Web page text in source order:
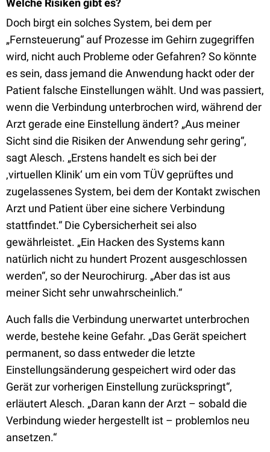
Welche Risiken gibt es?
Doch birgt ein solches System, bei dem per
„Fernsteuerung“ auf Prozesse im Gehirn zugegriffen
wird, nicht auch Probleme oder Gefahren? So könnte
es sein, dass jemand die Anwendung hackt oder der
Patient falsche Einstellungen wählt. Und was passiert,
wenn die Verbindung unterbrochen wird, während der
Arzt gerade eine Einstellung ändert? „Aus meiner
Sicht sind die Risiken der Anwendung sehr gering“,
sagt Alesch. „Erstens handelt es sich bei der
‚virtuellen Klinik‘ um ein vom TÜV geprüftes und
zugelassenes System, bei dem der Kontakt zwischen
Arzt und Patient über eine sichere Verbindung
stattfindet.“ Die Cybersicherheit sei also
gewährleistet. „Ein Hacken des Systems kann
natürlich nicht zu hundert Prozent ausgeschlossen
werden“, so der Neurochirurg. „Aber das ist aus
meiner Sicht sehr unwahrscheinlich.“
Auch falls die Verbindung unerwartet unterbrochen
werde, bestehe keine Gefahr. „Das Gerät speichert
permanent, so dass entweder die letzte
Einstellungsänderung gespeichert wird oder das
Gerät zur vorherigen Einstellung zurückspringt“,
erläutert Alesch. „Daran kann der Arzt – sobald die
Verbindung wieder hergestellt ist – problemlos neu
ansetzen.“